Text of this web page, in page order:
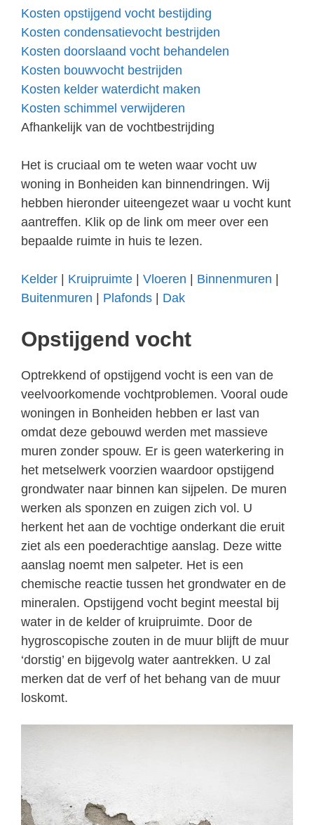
Kosten opstijgend vocht bestijding
Kosten condensatievocht bestrijden
Kosten doorslaand vocht behandelen
Kosten bouwvocht bestrijden
Kosten kelder waterdicht maken
Kosten schimmel verwijderen
Afhankelijk van de vochtbestrijding
Het is cruciaal om te weten waar vocht uw
woning in Bonheiden kan binnendringen. Wij
hebben hieronder uiteengezet waar u vocht kunt
aantreffen. Klik op de link om meer over een
bepaalde ruimte in huis te lezen.
Kelder Kruipruimte Vloeren Binnenmuren
Buitenmuren
Plafonds Dak
Opstijgend vocht
Optrekkend of opstijgend vocht is een van de
veelvoorkomende vochtproblemen. Vooral oude
woningen in Bonheiden hebben er last van
omdat deze gebouwd werden met massieve
muren zonder spouw. Er is geen waterkering in
het metselwerk voorzien waardoor opstijgend
grondwater naar binnen kan sijpelen. De muren
werken als sponzen en zuigen zich vol. U
herkent het aan de vochtige onderkant die eruit
ziet als een poederachtige aanslag. Deze witte
aanslag noemt men salpeter. Het is een
chemische reactie tussen het grondwater en de
mineralen. Opstijgend vocht begint meestal bij
water in de kelder of kruipruimte. Door de
hygroscopische zouten in de muur blijft de muur
‘dorstig’ en bijgevolg water aantrekken. U zal
merken dat de verf of het behang van de muur
loskomt.